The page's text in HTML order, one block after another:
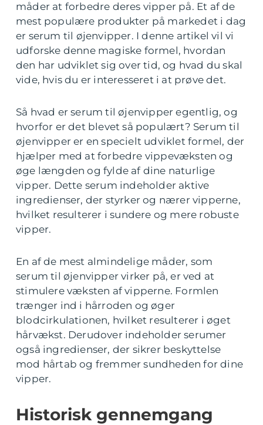
måder at forbedre deres vipper på. Et af de
mest populære produkter på markedet i dag
er serum til øjenvipper. I denne artikel vil vi
udforske denne magiske formel, hvordan
den har udviklet sig over tid, og hvad du skal
vide, hvis du er interesseret i at prøve det.
Så hvad er serum til øjenvipper egentlig, og
hvorfor er det blevet så populært? Serum til
øjenvipper er en specielt udviklet formel, der
hjælper med at forbedre vippevæksten og
øge længden og fylde af dine naturlige
vipper. Dette serum indeholder aktive
ingredienser, der styrker og nærer vipperne,
hvilket resulterer i sundere og mere robuste
vipper.
En af de mest almindelige måder, som
serum til øjenvipper virker på, er ved at
stimulere væksten af vipperne. Formlen
trænger ind i hårroden og øger
blodcirkulationen, hvilket resulterer i øget
hårvækst. Derudover indeholder serumer
også ingredienser, der sikrer beskyttelse
mod hårtab og fremmer sundheden for dine
vipper.
Historisk gennemgang